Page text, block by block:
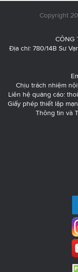
Copyright
CÔNG
Địa chỉ: 780/14B Sư
Chịu trách nhiệm
Liên hệ quảng cáo:
Giấy phép thiết lập
Thông tin và